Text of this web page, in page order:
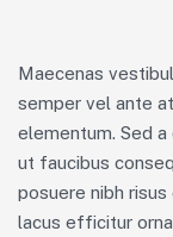
Maecenas
semper vel ante
elementum. Sed
ut faucibus
posuere nibh
lacus efficitur